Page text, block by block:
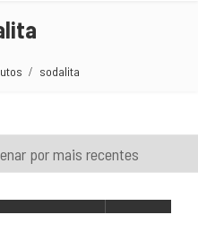
sodalita